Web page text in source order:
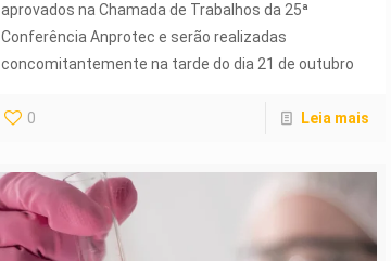
aprovados na Chamada de Trabalhos da 25ª
Conferência Anprotec e serão realizadas
concomitantemente na tarde do dia 21 de outubro
0 Leia mais